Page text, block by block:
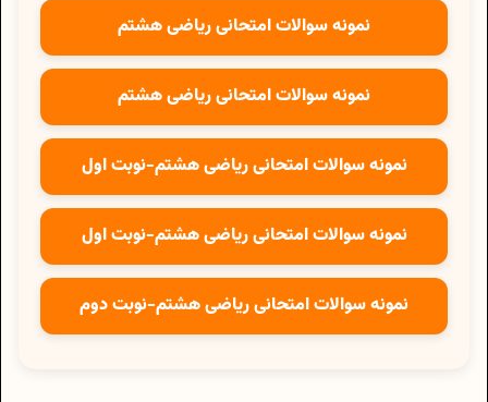
نمونه سوالات امتحانی ریاضی هشتم
نمونه سوالات امتحانی ریاضی هشتم
نمونه سوالات امتحانی ریاضی هشتم-نوبت اول
نمونه سوالات امتحانی ریاضی هشتم-نوبت اول
نمونه سوالات امتحانی ریاضی هشتم-نوبت دوم